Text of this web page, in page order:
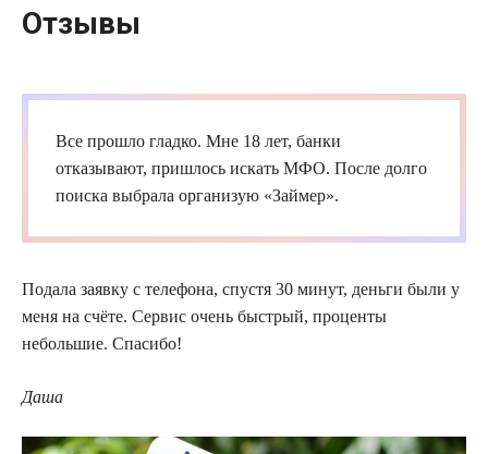
Отзывы
Все прошло гладко. Мне 18 лет, банки
отказывают, пришлось искать МФО. После долго
поиска выбрала организую «Займер».
Подала заявку с телефона, спустя 30 минут, деньги были у
меня на счёте. Сервис очень быстрый, проценты
небольшие. Спасибо!
Даша